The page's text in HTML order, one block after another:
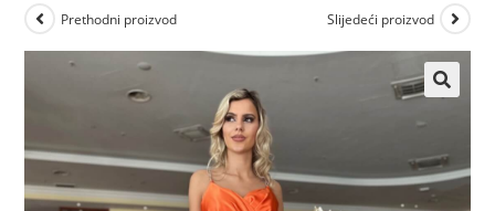
Prethodni proizvod Slijedeći proizvod